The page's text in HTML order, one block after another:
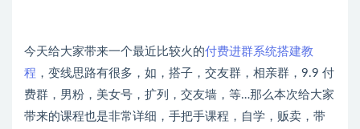
今天给大家带来一个最近比较火的付费进群系统搭建教
程 ，变线思路有很多，如，搭子，交友群，相亲群，9.9 付
费群，男粉，美女号，扩列，交友墙，等…那么本次给大家
带来的课程也是非常详细，手把手课程，自学，贩卖，带